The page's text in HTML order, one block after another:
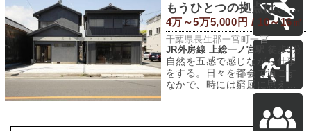
もうひとつの拠点は、海を感じて
4万～5万5,000円 / 10～16㎡
千葉県長生郡一宮町一宮
JR外房線 上総一ノ宮駅 徒歩5分
自然を五感で感じながら仕事
をする。日々を都会で過ごす
なかで、時には窮屈に思える
瞬間に、そんな憧れをふと覚
えることがありま